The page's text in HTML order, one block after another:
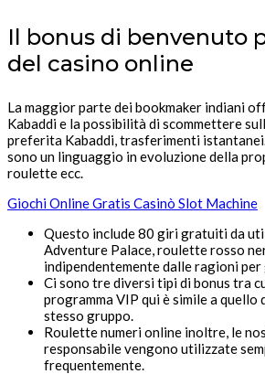
Il bonus di benvenuto
del casino online
La maggior parte dei bookmaker indiani
Kabaddi e la possibilità di scommettere
preferita Kabaddi, trasferimenti
sono un linguaggio in evoluzione della
roulette ecc.
Giochi Online Gratis Casinò Slot Machine
Questo include 80 giri gratuiti da
Adventure Palace, roulette rosso
indipendentemente dalle ragioni per
Ci sono tre diversi tipi di bonus tra
programma VIP qui è simile a quello
stesso gruppo.
Roulette numeri online inoltre, le
responsabile vengono utilizzate
frequentemente.